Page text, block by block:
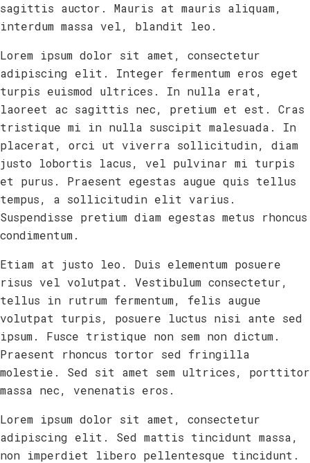
sagittis auctor. Mauris at mauris aliquam,
interdum massa vel, blandit leo.
Lorem ipsum dolor sit amet, consectetur
adipiscing elit. Integer fermentum eros eget
turpis euismod ultrices. In nulla erat,
laoreet ac sagittis nec, pretium et est. Cras
tristique mi in nulla suscipit malesuada. In
placerat, orci ut viverra sollicitudin, diam
justo lobortis lacus, vel pulvinar mi turpis
et purus. Praesent egestas augue quis tellus
tempus, a sollicitudin elit varius.
Suspendisse pretium diam egestas metus rhoncus
condimentum.
Etiam at justo leo. Duis elementum posuere
risus vel volutpat. Vestibulum consectetur,
tellus in rutrum fermentum, felis augue
volutpat turpis, posuere luctus nisi ante sed
ipsum. Fusce tristique non sem non dictum.
Praesent rhoncus tortor sed fringilla
molestie. Sed sit amet sem ultrices, porttitor
massa nec, venenatis eros.
Lorem ipsum dolor sit amet, consectetur
adipiscing elit. Sed mattis tincidunt massa,
non imperdiet libero pellentesque tincidunt.